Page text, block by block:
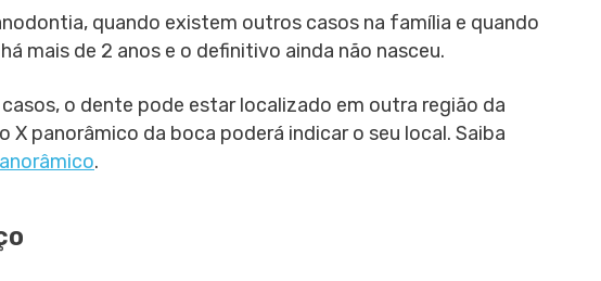
quando existem outros casos na família e quando
mais de 2 anos e o definitivo ainda não nasceu.
o dente pode estar localizado em outra região da
X panorâmico da boca poderá indicar o seu local. Saiba
.